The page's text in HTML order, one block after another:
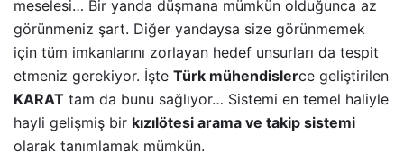
meselesi… Bir yanda düşmana mümkün olduğunca az
görünmeniz şart. Diğer yandaysa size görünmemek
için tüm imkanlarını zorlayan hedef unsurları da tespit
etmeniz gerekiyor. İşte Türk mühendislerce geliştirilen
KARAT tam da bunu sağlıyor… Sistemi en temel haliyle
hayli gelişmiş bir kızılötesi arama ve takip sistemi
olarak tanımlamak mümkün.